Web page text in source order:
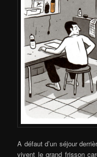
A défaut d’un séjour
vivent le grand frisson